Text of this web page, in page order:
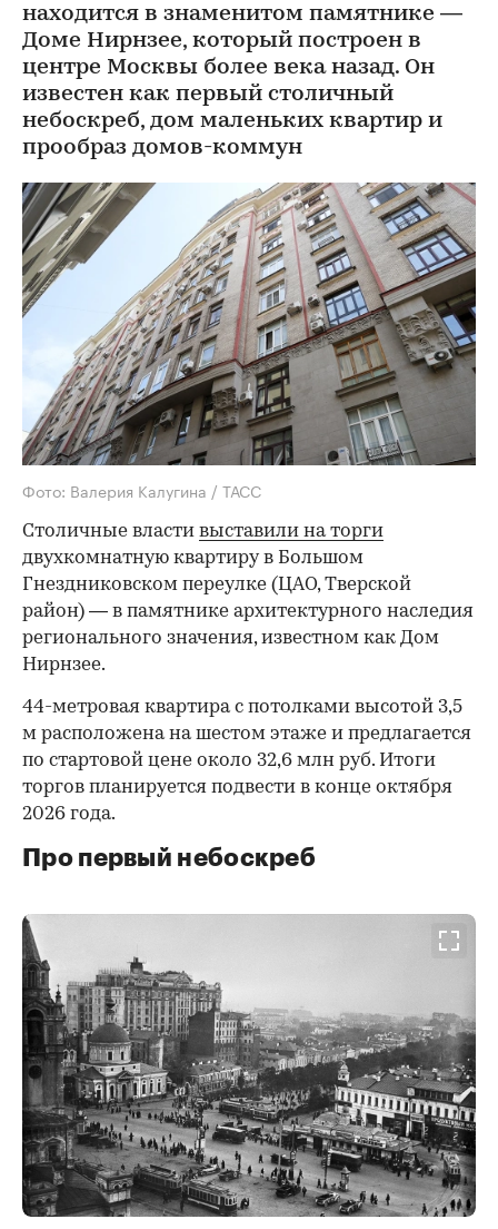
находится в знаменитом памятнике —
Доме Нирнзее, который построен в
центре Москвы более века назад. Он
известен как первый столичный
небоскреб, дом маленьких квартир и
прообраз домов-коммун
Фото: Валерия Калугина / ТАСС
Столичные власти выставили на торги
двухкомнатную квартиру в Большом
Гнездниковском переулке (ЦАО, Тверской
район) — в памятнике архитектурного наследия
регионального значения, известном как Дом
Нирнзее.
44-метровая квартира с потолками высотой 3,5
м расположена на шестом этаже и предлагается
по стартовой цене около 32,6 млн руб. Итоги
торгов планируется подвести в конце октября
2026 года.
Про первый небоскреб
00:00 / 00:00